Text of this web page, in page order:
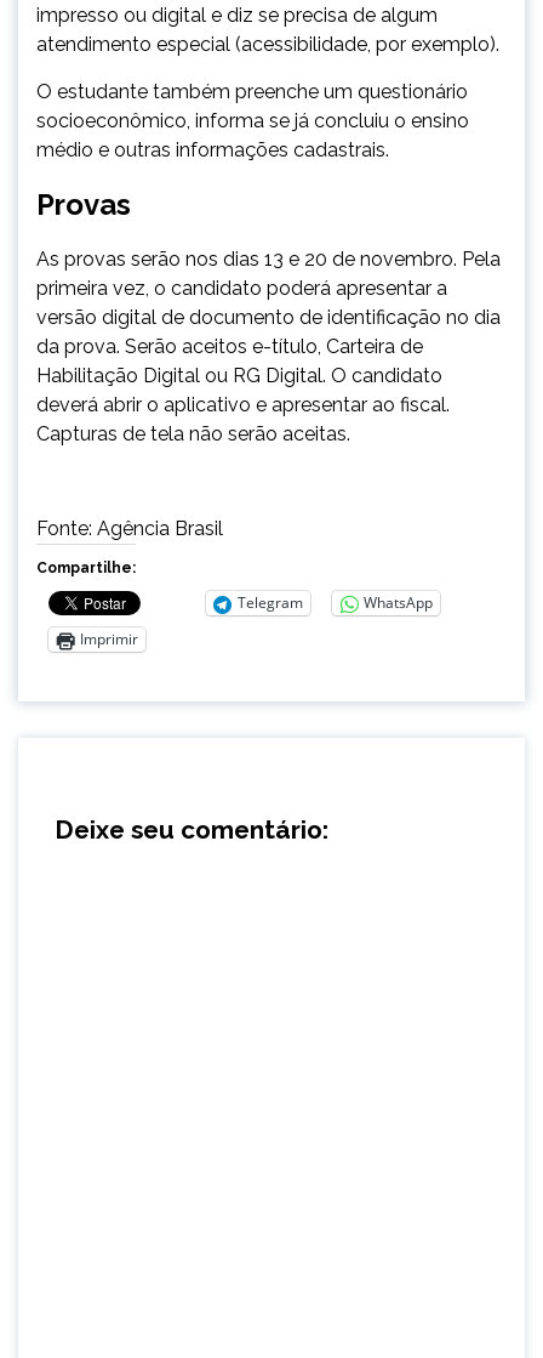
impresso ou digital e diz se precisa de algum
atendimento especial (acessibilidade, por exemplo).
O estudante também preenche um questionário
socioeconômico, informa se já concluiu o ensino
médio e outras informações cadastrais.
Provas
As provas serão nos dias 13 e 20 de novembro. Pela
primeira vez, o candidato poderá apresentar a
versão digital de documento de identificação no dia
da prova. Serão aceitos e-título, Carteira de
Habilitação Digital ou RG Digital. O candidato
deverá abrir o aplicativo e apresentar ao fiscal.
Capturas de tela não serão aceitas.
Fonte: Agência Brasil
Compartilhe:
Telegram
WhatsApp
Imprimir
Deixe seu comentário: